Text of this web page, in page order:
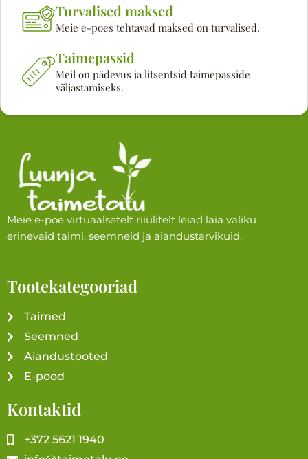
Turvalised maksed
Meie e-poes tehtavad maksed on turvalised.
Taimepassid
Meil on pädevus ja litsentsid taimepasside
väljastamiseks.
Meie e-poe virtuaalsetelt riiulitelt leiad laia valiku
erinevaid taimi, seemneid ja aiandustarvikuid.
Tootekategooriad
Taimed
Seemned
Aiandustooted
E-pood
Kontaktid
+372 5621 1940